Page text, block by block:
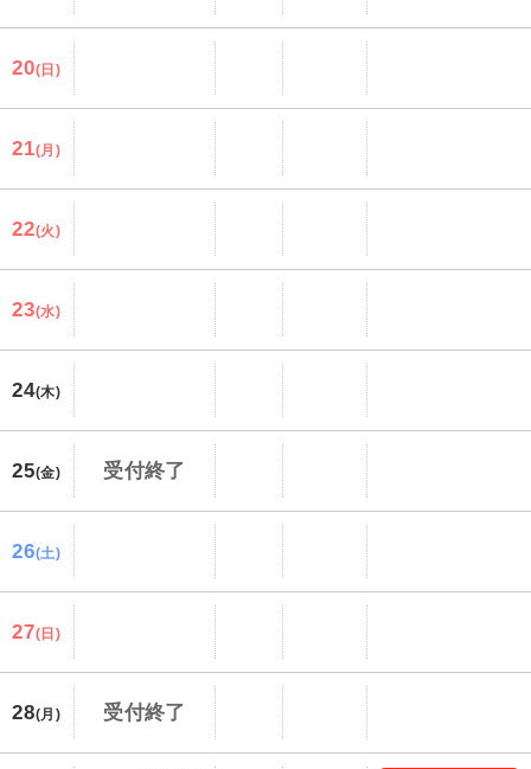
20(日)
21(月)
22(火)
23(水)
24(木)
25(金) 受付終了
26(土)
27(日)
28(月) 受付終了